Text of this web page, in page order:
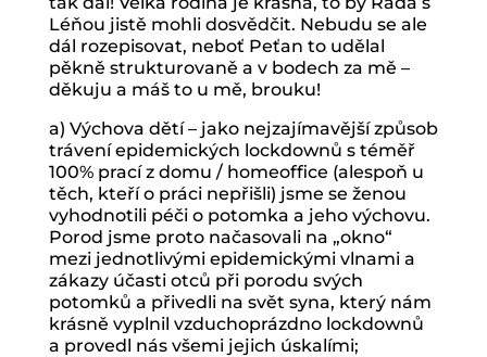
Léňou jistě mohli dosvědčit. Nebudu se ale
dál rozepisovat, neboť Peťan to udělal
pěkně strukturovaně a v bodech za mě –
děkuju a máš to u mě, brouku!
a) Výchova dětí – jako nejzajímavější způsob
trávení epidemických lockdownů s téměř
100% prací z domu / homeoffice (alespoň u
těch, kteří o práci nepřišli) jsme se ženou
vyhodnotili péči o potomka a jeho výchovu.
Porod jsme proto načasovali na „okno“
mezi jednotlivými epidemickými vlnami a
zákazy účasti otců při porodu svých
potomků a přivedli na svět syna, který nám
krásně vyplnil vzduchoprázdno lockdownů
a provedl nás všemi jejich úskalími;